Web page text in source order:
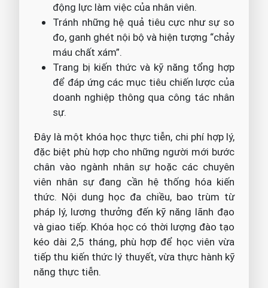
động lực làm việc của nhân viên.
Tránh những hệ quả tiêu cực như sự so
đo, ganh ghét nội bộ và hiện tượng “chảy
máu chất xám”.
Trang bị kiến thức và kỹ năng tổng hợp
để đáp ứng các mục tiêu chiến lược của
doanh nghiệp thông qua công tác nhân
sự.
Đây là một khóa học thực tiễn, chi phí hợp lý,
đặc biệt phù hợp cho những người mới bước
chân vào ngành nhân sự hoặc các chuyên
viên nhân sự đang cần hệ thống hóa kiến
thức. Nội dung học đa chiều, bao trùm từ
pháp lý, lương thưởng đến kỹ năng lãnh đạo
và giao tiếp. Khóa học có thời lượng đào tạo
kéo dài 2,5 tháng, phù hợp để học viên vừa
tiếp thu kiến thức lý thuyết, vừa thực hành kỹ
năng thực tiễn.